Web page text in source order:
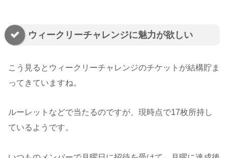
ウィークリーチャレンジに魅力が欲しい
こう見るとウィークリーチャレンジのチケットが結構貯ま
ってきていますね。
ルーレットなどで当たるのですが、現時点で17枚所持し
ているようです。